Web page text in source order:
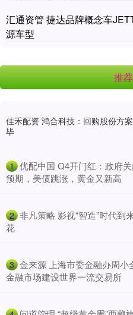
汇通资管 捷达品牌概念车
源车型
推
佳禾配资 鸿合科技：回购股份方
毕
1 优配中国 Q4开门红：政府
预期，美债跳涨，黄金又新高
2 非凡策略 影视“智造”时代到
花
3 金来源 上海市委金融办周
金融市场建设世界一流交易所